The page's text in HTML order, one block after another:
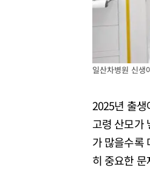
일산차병원 신생
2025년 출생
고령 산모가
가 많을수록
히 중요한